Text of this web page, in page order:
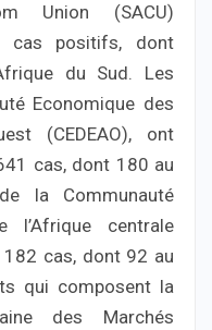
Union (SACU)
cas positifs, dont
du Sud. Les
Economique des
(CEDEAO), ont
cas, dont 180 au
la Communauté
l’Afrique centrale
182 cas, dont 92 au
qui composent la
des Marchés